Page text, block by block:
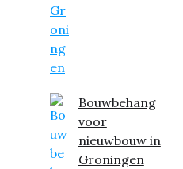
Bouwbehang
voor
nieuwbouw in
Groningen